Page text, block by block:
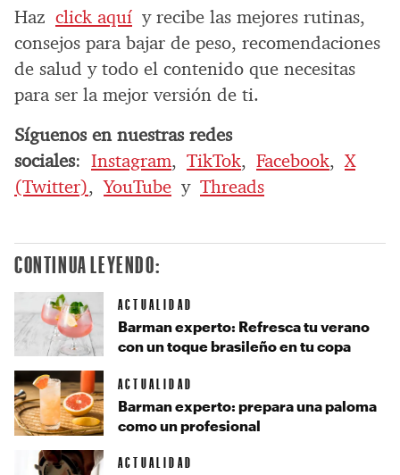
Haz click aquí y recibe las mejores rutinas,
consejos para bajar de peso, recomendaciones
de salud y todo el contenido que necesitas
para ser la mejor versión de ti.
Síguenos en nuestras redes
sociales: Instagram, TikTok, Facebook,X
(Twitter),YouTube y Threads
CONTINUA LEYENDO:
ACTUALIDAD
Barman experto: Refresca tu verano
con un toque brasileño en tu copa
ACTUALIDAD
Barman experto: prepara una paloma
como un profesional
ACTUALIDAD